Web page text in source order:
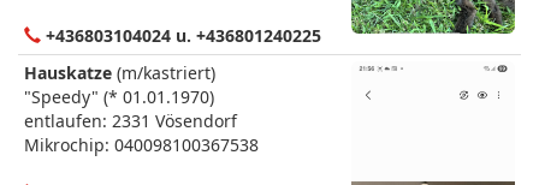
+436803104024 u. +436801240225
Hauskatze (m/kastriert)
"Speedy" (* 01.01.1970)
entlaufen: 2331 Vösendorf
Mikrochip: 040098100367538